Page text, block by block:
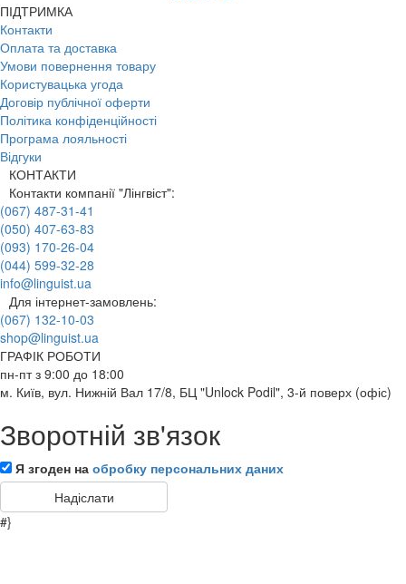
ПІДТРИМКА
Контакти
Оплата та доставка
Умови повернення товару
Користувацька угода
Договір публічної оферти
Політика конфіденційності
Програма лояльності
Відгуки
КОНТАКТИ
Контакти компанії "Лінгвіст":
(067) 487-31-41
(050) 407-63-83
(093) 170-26-04
(044) 599-32-28
info@linguist.ua
Для інтернет-замовлень:
(067) 132-10-03
shop@linguist.ua
ГРАФІК РОБОТИ
пн-пт з 9:00 до 18:00
м. Київ, вул. Нижній Вал 17/8, БЦ "Unlock Podil", 3-й поверх (офіс)
Зворотній зв'язок
Я згоден на обробку персональних даних
#}